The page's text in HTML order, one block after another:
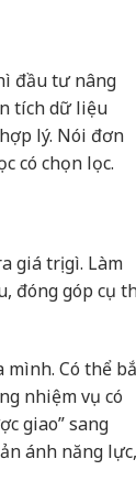
đầu tư nâng
tích dữ liệu
lý. Nói đơn
có chọn lọc.
giá trị gì. Làm
đóng góp cụ
mình. Có thể
nhiệm vụ có
giao” sang
ánh năng lực,